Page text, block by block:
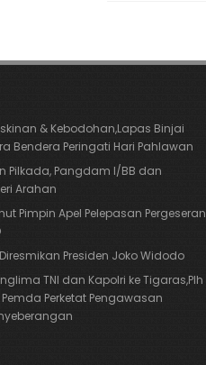
& Kebodohan,Lapas Binjai
Bendera Peringati Hari Pahlawan
Pilkada, Pangdam I/BB dan
Arahan
Pimpin Apel Pelepasan Pergeseran
Presiden Joko Widodo
TNI dan Kapolri ke Tigaras,Plh
Perketat Pengawasan